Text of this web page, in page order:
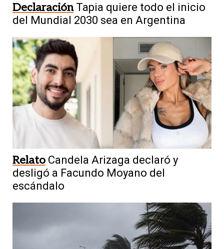
Declaración Tapia quiere todo el inicio
del Mundial 2030 sea en Argentina
Relato Candela Arizaga declaró y
desligó a Facundo Moyano del
escándalo